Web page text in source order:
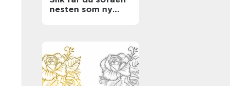
nesten som ny